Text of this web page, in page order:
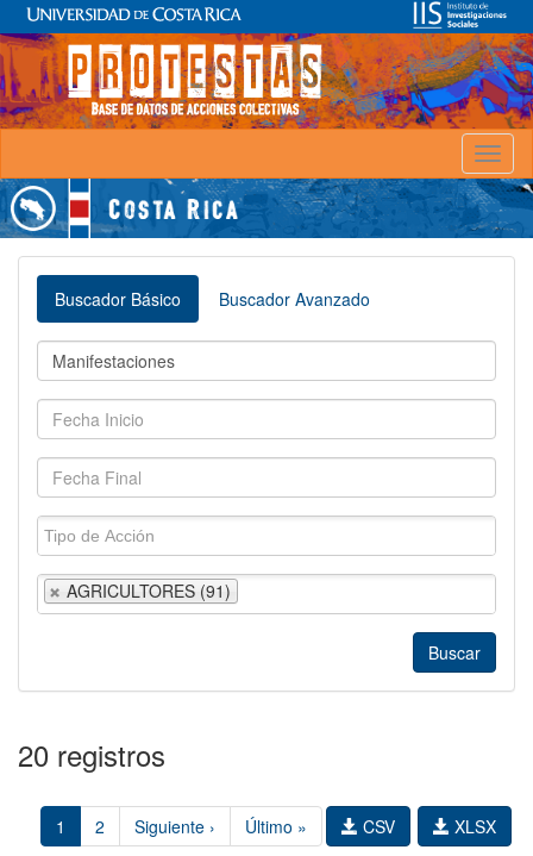
Buscador Básico Buscador Avanzado
AGRICULTORES (91)
20 registros
1 2 Siguiente › Último » XLSX
CSV